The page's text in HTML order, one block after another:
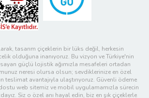
tasarım çiçeklerin bir lüks değil, herkesin
olduğuna inanıyoruz. Bu vizyon ve Türkiye'nin
güçlü lojistik ağımızla mesafeleri ortadan
neresi olursa olsun; sevdiklerinize en özel
teslimat avantajıyla ulaştırıyoruz. Güvenli ödeme
dostu web sitemiz ve mobil uygulamamızla sürecin
Siz o özel anı hayal edin, biz en şık çiçeklerle